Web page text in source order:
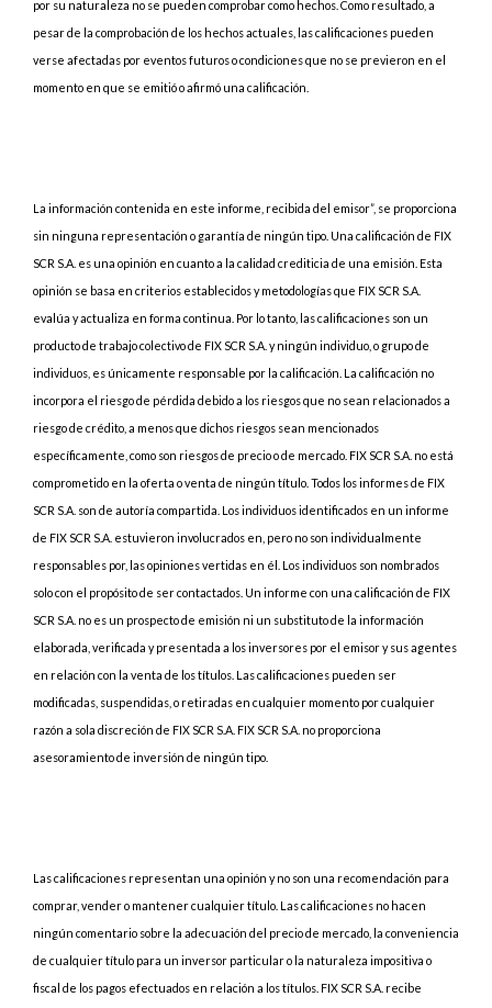
por su naturaleza no se pueden comprobar como hechos. Como resultado, a
pesar de la comprobación de los hechos actuales, las calificaciones pueden
verse afectadas por eventos futuros o condiciones que no se previeron en el
momento en que se emitió o afirmó una calificación.
La información contenida en este informe, recibida del emisor”, se proporciona
sin ninguna representación o garantía de ningún tipo. Una calificación de FIX
SCR S.A. es una opinión en cuanto a la calidad crediticia de una emisión. Esta
opinión se basa en criterios establecidos y metodologías que FIX SCR S.A.
evalúa y actualiza en forma continua. Por lo tanto, las calificaciones son un
producto de trabajo colectivo de FIX SCR S.A. y ningún individuo, o grupo de
individuos, es únicamente responsable por la calificación. La calificación no
incorpora el riesgo de pérdida debido a los riesgos que no sean relacionados a
riesgo de crédito, a menos que dichos riesgos sean mencionados
específicamente, como son riesgos de precio o de mercado. FIX SCR S.A. no está
comprometido en la oferta o venta de ningún título. Todos los informes de FIX
SCR S.A. son de autoría compartida. Los individuos identificados en un informe
de FIX SCR S.A. estuvieron involucrados en, pero no son individualmente
responsables por, las opiniones vertidas en él. Los individuos son nombrados
solo con el propósito de ser contactados. Un informe con una calificación de FIX
SCR S.A. no es un prospecto de emisión ni un substituto de la información
elaborada, verificada y presentada a los inversores por el emisor y sus agentes
en relación con la venta de los títulos. Las calificaciones pueden ser
modificadas, suspendidas, o retiradas en cualquier momento por cualquier
razón a sola discreción de FIX SCR S.A. FIX SCR S.A. no proporciona
asesoramiento de inversión de ningún tipo.
Las calificaciones representan una opinión y no son una recomendación para
comprar, vender o mantener cualquier título. Las calificaciones no hacen
ningún comentario sobre la adecuación del precio de mercado, la conveniencia
de cualquier título para un inversor particular o la naturaleza impositiva o
fiscal de los pagos efectuados en relación a los títulos. FIX SCR S.A. recibe